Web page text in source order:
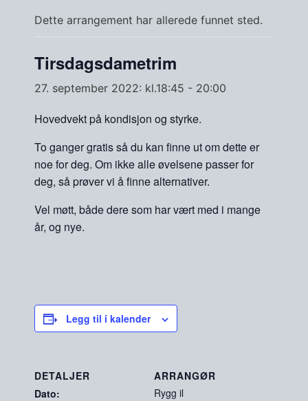
Dette arrangement har allerede funnet sted.
Tirsdagsdametrim
27. september 2022: kl.18:45 - 20:00
Hovedvekt på kondisjon og styrke.
To ganger gratis så du kan finne ut om dette er
noe for deg. Om ikke alle øvelsene passer for
deg, så prøver vi å finne alternativer.
Vel møtt, både dere som har vært med i mange
år, og nye.
Legg til i kalender
DETALJER
Dato:
ARRANGØR
Rygg il